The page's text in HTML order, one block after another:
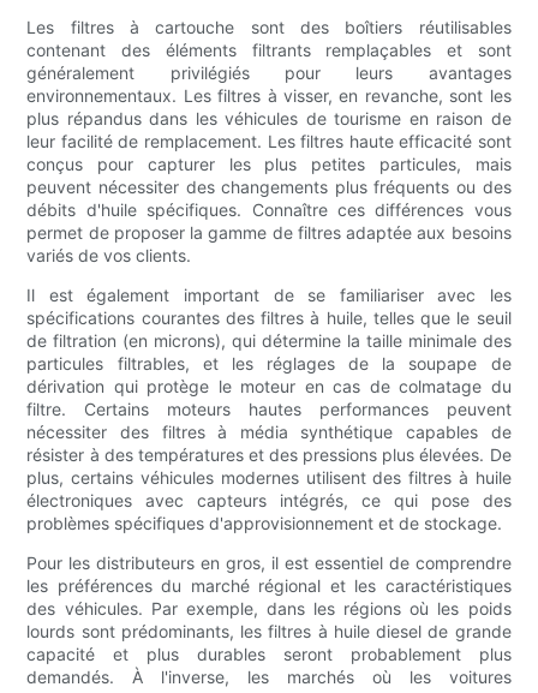
Les filtres à cartouche sont des boîtiers réutilisables
contenant des éléments filtrants remplaçables et sont
généralement privilégiés pour leurs avantages
environnementaux. Les filtres à visser, en revanche, sont les
plus répandus dans les véhicules de tourisme en raison de
leur facilité de remplacement. Les filtres haute efficacité sont
conçus pour capturer les plus petites particules, mais
peuvent nécessiter des changements plus fréquents ou des
débits d'huile spécifiques. Connaître ces différences vous
permet de proposer la gamme de filtres adaptée aux besoins
variés de vos clients.
Il est également important de se familiariser avec les
spécifications courantes des filtres à huile, telles que le seuil
de filtration (en microns), qui détermine la taille minimale des
particules filtrables, et les réglages de la soupape de
dérivation qui protège le moteur en cas de colmatage du
filtre. Certains moteurs hautes performances peuvent
nécessiter des filtres à média synthétique capables de
résister à des températures et des pressions plus élevées. De
plus, certains véhicules modernes utilisent des filtres à huile
électroniques avec capteurs intégrés, ce qui pose des
problèmes spécifiques d'approvisionnement et de stockage.
Pour les distributeurs en gros, il est essentiel de comprendre
les préférences du marché régional et les caractéristiques
des véhicules. Par exemple, dans les régions où les poids
lourds sont prédominants, les filtres à huile diesel de grande
capacité et plus durables seront probablement plus
demandés. À l'inverse, les marchés où les voitures